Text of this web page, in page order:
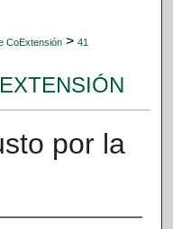
CoExtensión > 41
por la